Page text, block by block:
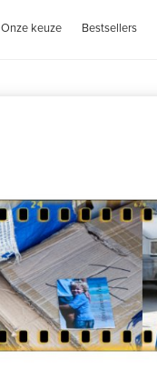
Onze keuze Bestsellers